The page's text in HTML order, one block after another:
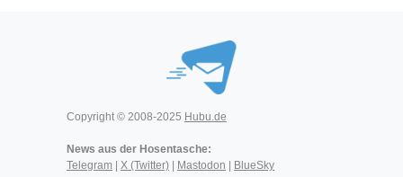
Copyright © 2008-2025 Hubu.de
News aus der Hosentasche:
Telegram
X (Twitter) Mastodon BlueSky